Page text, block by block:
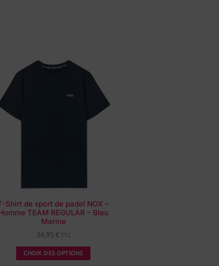
Shirt de sport de padel NOX –
TEAM REGULAR – Bleu
Marine
34,95 € TTC
CHOIX DES OPTIONS